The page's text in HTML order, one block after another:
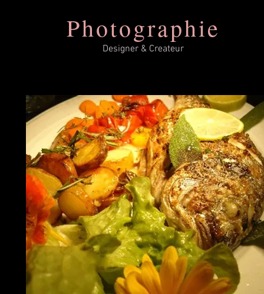
Photographie
Designer & Createur